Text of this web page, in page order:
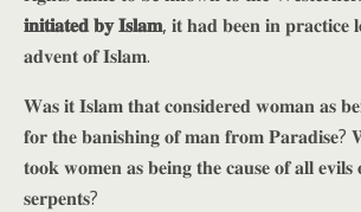
𝐢𝐧𝐢𝐭𝐢𝐚𝐭𝐞𝐝 𝐛𝐲 𝐈𝐬𝐥𝐚𝐦, 𝐢𝐭 𝐡𝐚𝐝 𝐛𝐞𝐞𝐧 𝐢𝐧 𝐩𝐫𝐚𝐜𝐭𝐢𝐜𝐞
𝐚𝐝𝐯𝐞𝐧𝐭 𝐨𝐟 𝐈𝐬𝐥𝐚𝐦.
𝐖𝐚𝐬 𝐢𝐭 𝐈𝐬𝐥𝐚𝐦 𝐭𝐡𝐚𝐭 𝐜𝐨𝐧𝐬𝐢𝐝𝐞𝐫𝐞𝐝 𝐰𝐨𝐦𝐚𝐧 𝐚𝐬
𝐟𝐨𝐫 𝐭𝐡𝐞 𝐛𝐚𝐧𝐢𝐬𝐡𝐢𝐧𝐠 𝐨𝐟 𝐦𝐚𝐧 𝐟𝐫𝐨𝐦 𝐏𝐚𝐫𝐚𝐝𝐢𝐬𝐞?
𝐭𝐨𝐨𝐤 𝐰𝐨𝐦𝐞𝐧 𝐚𝐬 𝐛𝐞𝐢𝐧𝐠 𝐭𝐡𝐞 𝐜𝐚𝐮𝐬𝐞 𝐨𝐟 𝐚𝐥𝐥
𝐬𝐞𝐫𝐩𝐞𝐧𝐭𝐬?